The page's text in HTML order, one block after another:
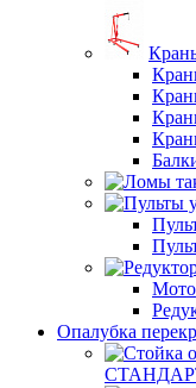
Опалубка